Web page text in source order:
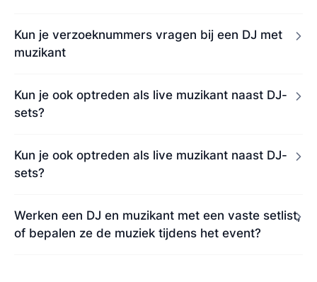
Kun je verzoeknummers vragen bij een DJ met
muzikant
Kun je ook optreden als live muzikant naast DJ-
sets?
Kun je ook optreden als live muzikant naast DJ-
sets?
Werken een DJ en muzikant met een vaste setlist,
of bepalen ze de muziek tijdens het event?